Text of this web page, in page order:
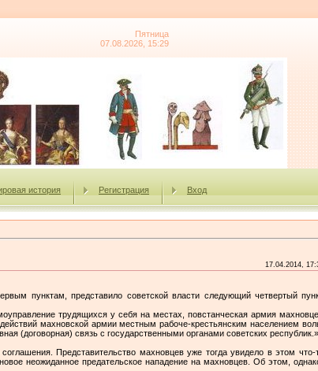
Пятница
07.08.2026, 15:29
история Регистрация Вход
17.04.2014,
пунктам, представило советской власти следующий четвертый
трудящихся у себя на местах, повстанческая армия
махновской армии местным рабоче-крестьянским населением
(договорная) связь с государственными органами советских республик.»
Представительство махнов­цев уже тогда увидело в этом что-
неожиданное предательское нападение на махновцев. Об этом,